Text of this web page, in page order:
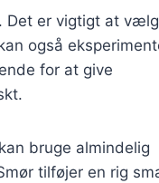
Det er vigtigt at
også
for at give
bruge almindelig
tilføjer en rig